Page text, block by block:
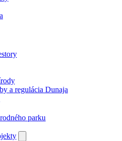
a regulácia Dunaja
parku